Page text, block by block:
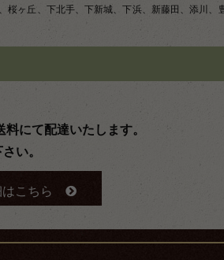
ヶ丘、下北手、下新城、下浜、新藤田、添川、
にて配達いたします。
い。
こちら